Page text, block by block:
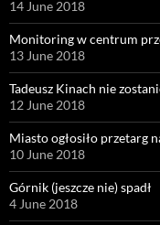
14 June 2018
Monitoring w centrum
13 June 2018
Tadeusz Kinach nie
12 June 2018
Miasto ogłosiło przetarg
10 June 2018
Górnik (jeszcze nie) spadł
4 June 2018